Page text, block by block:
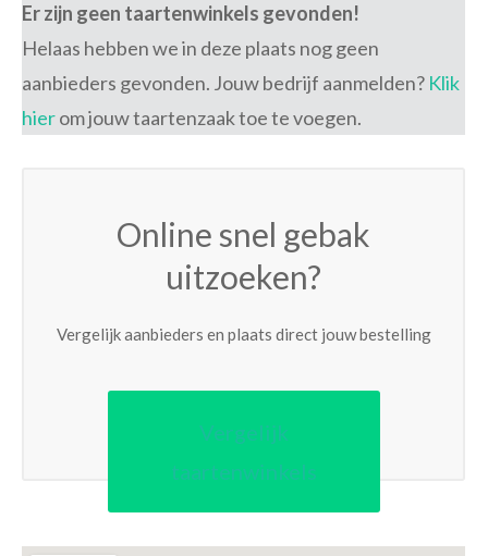
Er zijn geen taartenwinkels gevonden!
Helaas hebben we in deze plaats nog geen
aanbieders gevonden. Jouw bedrijf aanmelden? Klik
hierom jouw taartenzaak toe te voegen.
Online snel gebak
uitzoeken?
Vergelijk aanbieders en plaats direct jouw bestelling
Vergelijk
taartenwinkels